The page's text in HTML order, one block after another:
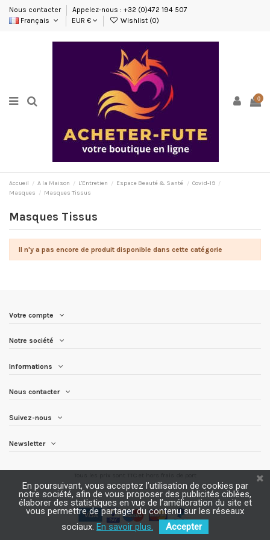
Nous contacter
Appelez-nous : +32 (0)472 194 507
Français
EUR € Wishlist (0)
0
Accueil A la Maison L'Entretien Espace Beauté & Santé
Covid-19
Masques
Masques Tissus
Masques Tissus
Il n'y a pas encore de produit disponible dans cette catégorie
Votre compte
Notre société
Informations
Nous contacter
Suivez-nous
Newsletter
En poursuivant, vous acceptez l’utilisation de cookies par
notre société, afin de vous proposer des publicités ciblées,
élaborer des statistiques en vue de l’amélioration du site et
vous permettre de partager du contenu sur les réseaux
sociaux. En savoir plus. Accepter